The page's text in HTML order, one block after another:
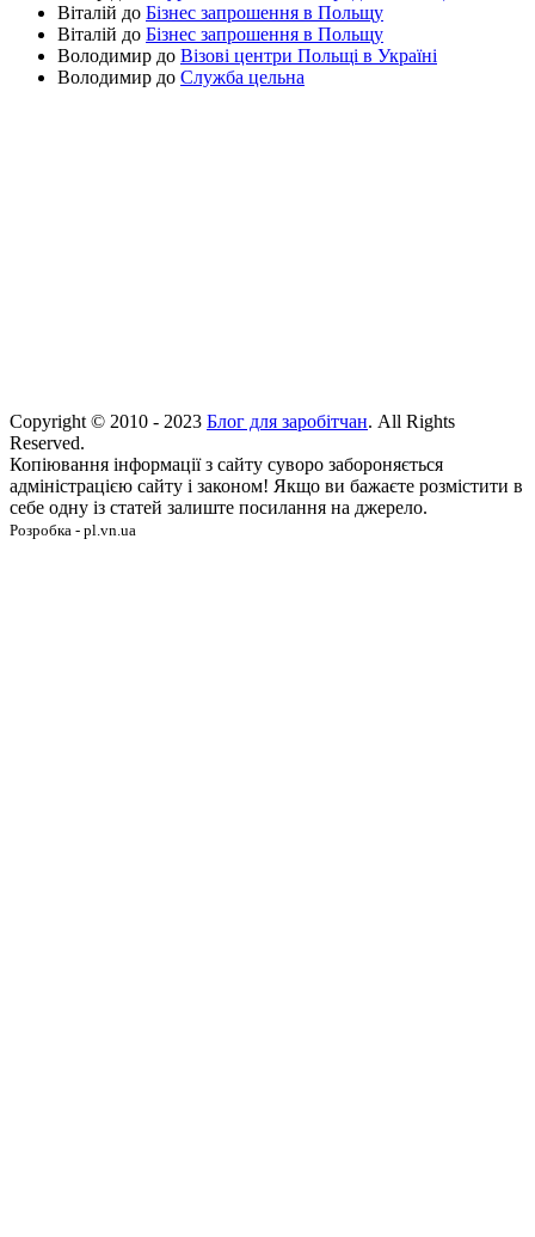
Віталій до Бізнес запрошення в Польщу
Віталій до Бізнес запрошення в Польщу
Володимир до Візові центри Польщі в Україні
Володимир до Служба цельна
Copyright © 2010 - 2023 Блог для заробітчан. All Rights
Reserved.
Копіювання інформації з сайту суворо забороняється
адміністрацією сайту і законом! Якщо ви бажаєте розмістити в
себе одну із статей залиште посилання на джерело.
Розробка - pl.vn.ua